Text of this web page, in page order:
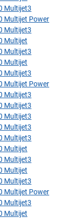
Multijet3
Multijet Power
Multijet3
Multijet
Multijet3
Multijet
Multijet3
Multijet Power
Multijet3
Multijet3
Multijet3
Multijet3
Multijet3
Multijet
Multijet3
Multijet
Multijet3
Multijet Power
Multijet3
Multijet